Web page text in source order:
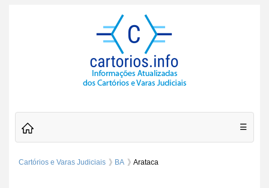
☰
Cartórios e Varas Judiciais BA Arataca